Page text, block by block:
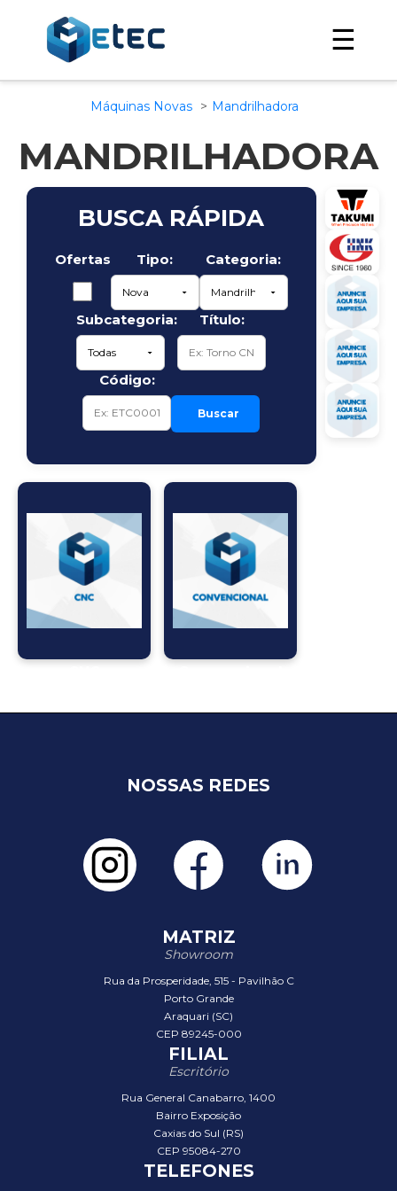
☰
Máquinas Novas Mandrilhadora
MANDRILHADORA
BUSCA RÁPIDA
Ofertas Tipo: Categoria:
Subcategoria: Título:
Código:
Buscar
NOSSAS REDES
MATRIZ
Showroom
Rua da Prosperidade, 515 - Pavilhão C
Porto Grande
Araquari (SC)
CEP 89245-000
FILIAL
Escritório
Rua General Canabarro, 1400
Bairro Exposição
Caxias do Sul (RS)
CEP 95084-270
TELEFONES